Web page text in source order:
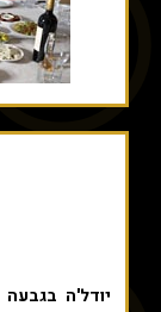
יודל'ה בגבעה